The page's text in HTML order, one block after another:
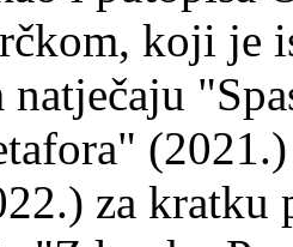
koji je
natječaju
za kratku